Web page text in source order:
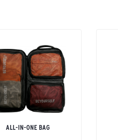
ALL-IN-ONE BAG